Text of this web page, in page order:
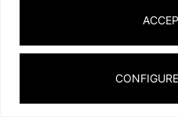
– Le consentement
– l’intérêt légitime du